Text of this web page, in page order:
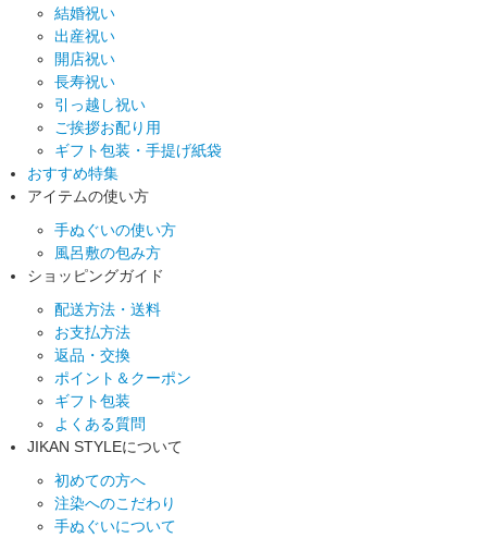
結婚祝い
出産祝い
開店祝い
長寿祝い
引っ越し祝い
ご挨拶お配り用
ギフト包装・手提げ紙袋
おすすめ特集
アイテムの使い方
手ぬぐいの使い方
風呂敷の包み方
ショッピングガイド
配送方法・送料
お支払方法
返品・交換
ポイント＆クーポン
ギフト包装
よくある質問
JIKAN STYLEについて
初めての方へ
注染へのこだわり
手ぬぐいについて